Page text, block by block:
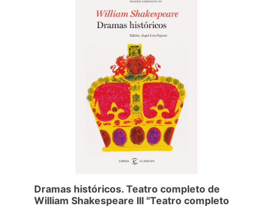
Dramas históricos. Teatro completo de
William Shakespeare III "Teatro completo